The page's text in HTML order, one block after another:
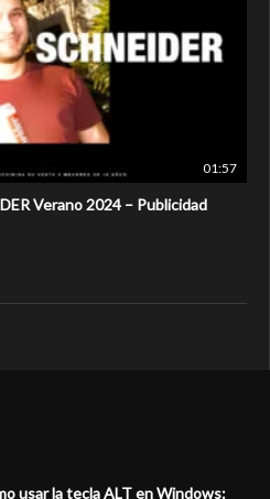
01:57
Verano 2024 – Publicidad
usar la tecla ALT en Windows: